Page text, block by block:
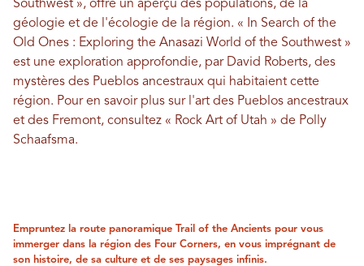
Southwest », offre un aperçu des populations, de la
géologie et de l'écologie de la région. « In Search of the
Old Ones : Exploring the Anasazi World of the Southwest »
est une exploration approfondie, par David Roberts, des
mystères des Pueblos ancestraux qui habitaient cette
région. Pour en savoir plus sur l'art des Pueblos ancestraux
et des Fremont, consultez « Rock Art of Utah » de Polly
Schaafsma.
Empruntez la route panoramique Trail of the Ancients pour vous
immerger dans la région des Four Corners, en vous imprégnant de
son histoire, de sa culture et de ses paysages infinis.